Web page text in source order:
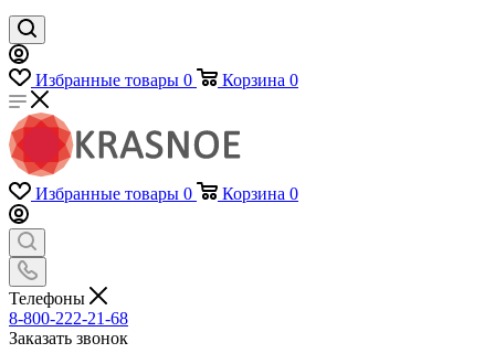
Избранные товары 0 Корзина 0
Избранные товары 0 Корзина 0
Телефоны
8-800-222-21-68
Заказать звонок